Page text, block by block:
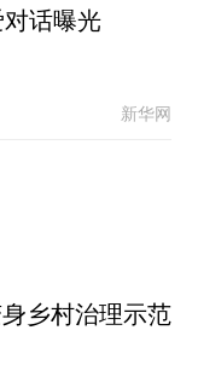
话曝光
新华网
身乡村治理示范